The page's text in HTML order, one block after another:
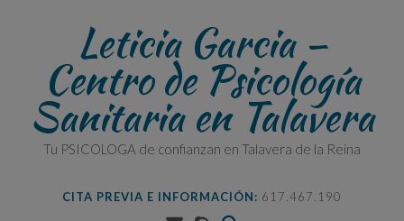
Leticia Garcia –
Centro de Psicología
Sanitaria en Talavera
Tu PSICOLOGA de confianzan en Talavera de la Reina
CITA PREVIA E INFORMACIÓN: 617.467.190